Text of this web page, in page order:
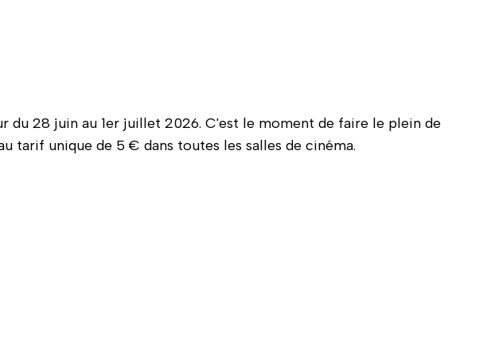
du 28 juin au 1er juillet 2026. C'est le moment de faire le plein de
tarif unique de 5 € dans toutes les salles de cinéma.